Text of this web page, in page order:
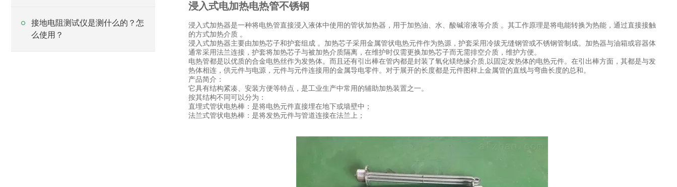
接地电阻测试仪是测什么的？怎
么使用？
浸入式电加热电热管不锈钢
浸入式加热器是一种将电热管直接浸入液体中使用的管状加热器，用于加热油、水、酸碱溶液等介质 。其工作原理是将电能转换为热能，通过直接接触
的方式加热介质 。
浸入式加热器主要由加热芯子和护套组成 。加热芯子采用金属管状电热元件作为热源，护套采用冷拔无缝钢管或不锈钢管制成。加热器与油箱或容器体
通常采用法兰连接，护套将加热芯子与被加热介质隔离，在维护时仅需更换加热芯子而无需排空介质，维护方便。
电热管都是以优质的合金电热丝作为发热体。而且还有引出棒在管内都是封装了氧化镁绝缘介质,以固定发热体的电热元件。在引出棒方面，其都是与发
热体相连，供元件与电源，元件与元件连接用的金属导电零件。对于展开的长度都是元件图样上金属管的直线与弯曲长度的总和。
产品简介：
它具有结构紧凑、安装方便等特点，是工业生产中常用的辅助加热装置之一。
按其结构不同可以分为：
直埋式管状电热棒：是将电热元件直接埋在地下或墙壁中；
法兰式管状电热棒：是将发热元件与管道连接在法兰上；